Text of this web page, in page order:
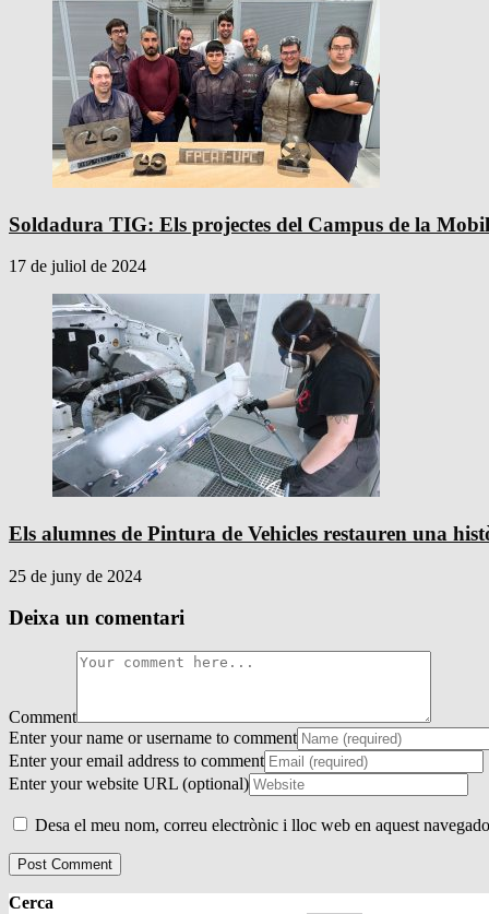
Soldadura TIG: Els projectes del Campus de la
17 de juliol de 2024
Els alumnes de Pintura de Vehicles restauren una
25 de juny de 2024
Deixa un comentari
Comment
Enter your name or username to comment
Enter your email address to comment
Enter your website URL (optional)
Desa el meu nom, correu electrònic i lloc web en aquest
Cerca